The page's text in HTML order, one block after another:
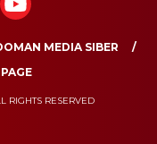
MEDIA SIBER
RIGHTS RESERVED